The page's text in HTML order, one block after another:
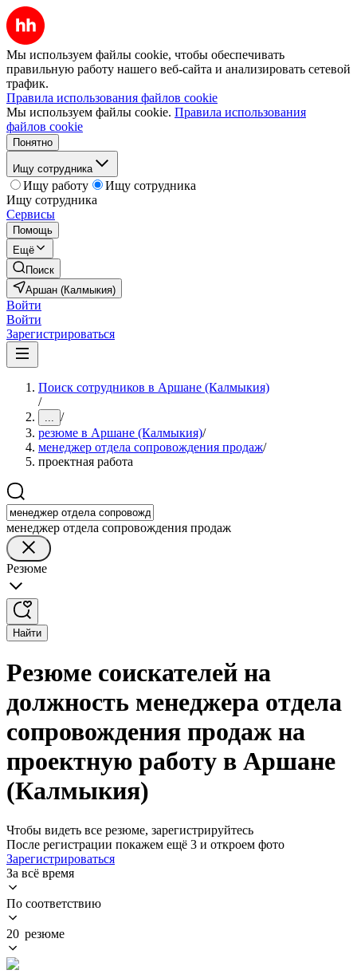
Мы используем файлы cookie, чтобы обеспечивать
правильную работу нашего веб-сайта и анализировать сетевой
трафик.
Правила использования файлов cookie
Мы используем файлы cookie. Правила использования
файлов cookie
Понятно
Ищу сотрудника
Ищу работу
Ищу сотрудника
Ищу сотрудника
Сервисы
Помощь
Ещё
Поиск
Аршан (Калмыкия)
Войти
Войти
Зарегистрироваться
Поиск сотрудников в Аршане (Калмыкия)
/
... /
резюме в Аршане (Калмыкия)/
менеджер отдела сопровождения продаж/
проектная работа
менеджер отдела сопровождения продаж
Резюме
Найти
Резюме соискателей на
должность менеджера отдела
сопровождения продаж на
проектную работу в Аршане
(Калмыкия)
Чтобы видеть все резюме, зарегистрируйтесь
После регистрации покажем ещё 3 и откроем фото
Зарегистрироваться
За всё время
По соответствию
20 резюме